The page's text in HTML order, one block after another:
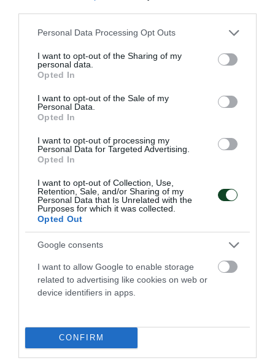
Please note that this website/app uses one or more Google
not limited to your visit or usage behaviour. You may click to
grant or deny consent to Google and its third-party tags to
use your data for below specified purposes in below Google
consent section.
Personal Data Processing Opt Outs
I want to opt-out of the Sharing of my
personal data.
Opted In
I want to opt-out of the Sale of my
Personal Data.
Opted In
I want to opt-out of processing my
Personal Data for Targeted Advertising.
Opted In
I want to opt-out of Collection, Use,
Retention, Sale, and/or Sharing of my
Personal Data that Is Unrelated with the
Purposes for which it was collected.
Opted Out
Google consents
I want to allow Google to enable storage
related to advertising like cookies on web or
device identifiers in apps.
CONFIRM
Ξεκίνησαν οι εγγραφές στην
ακαδημία στίβου του
Παναθηναϊκού!
του Παναθηναϊκού ανοίγει τις πόρτες της σε νεαρούς
αθλητές και αθλήτριες από 6 ετών.
16.09.2025 ΑΚΑΔΗΜΙΑ ΣΤΙΒΟΥ
ΤΕΛΕΥΤΑΙΑ ΝΕΑ